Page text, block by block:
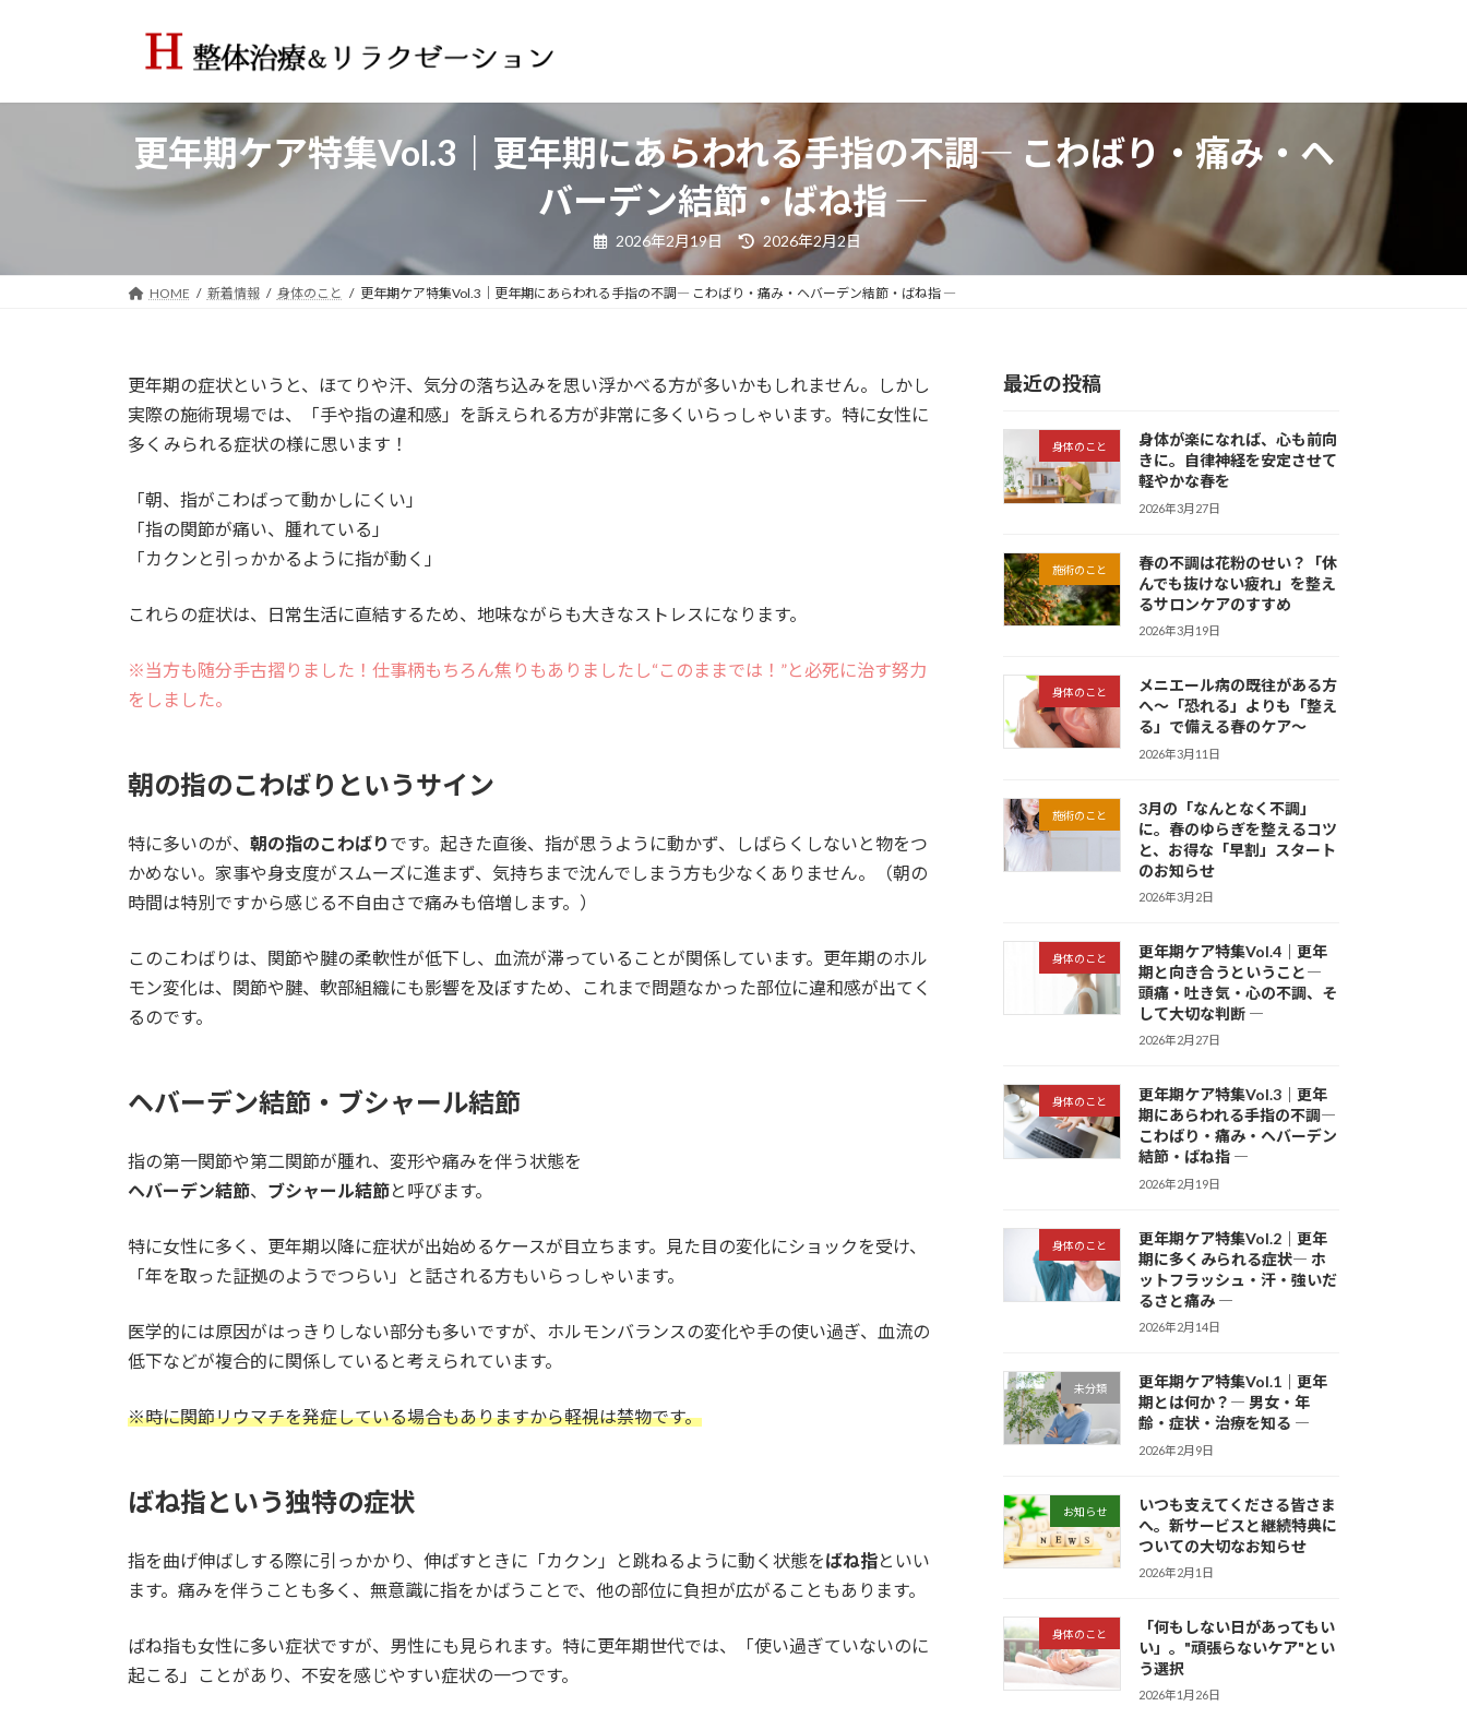
更年期ケア特集Vol.3｜更年期にあらわれる手指の不調― こわばり・痛み・ヘ
バーデン結節・ばね指 ―
2026年2月19日
最
終
更
新
日
2026年2月2日
HOME 新着情報 身体のこと 更年期ケア特集Vol.3｜更年期にあらわれる手指の不調― こわばり・痛み・ヘバーデン結節・ばね指 ―
更年期の症状というと、ほてりや汗、気分の落ち込みを思い浮かべる方が多いかもしれません。しかし
実際の施術現場では、「手や指の違和感」を訴えられる方が非常に多くいらっしゃいます。特に女性に
多くみられる症状の様に思います！
「朝、指がこわばって動かしにくい」
「指の関節が痛い、腫れている」
「カクンと引っかかるように指が動く」
これらの症状は、日常生活に直結するため、地味ながらも大きなストレスになります。
※当方も随分手古摺りました！仕事柄もちろん焦りもありましたし“このままでは！”と必死に治す努力
をしました。
朝の指のこわばりというサイン
特に多いのが、 朝の指のこわばり です。起きた直後、指が思うように動かず、しばらくしないと物をつ
かめない。家事や身支度がスムーズに進まず、気持ちまで沈んでしまう方も少なくありません。（朝の
時間は特別ですから感じる不自由さで痛みも倍増します。）
このこわばりは、関節や腱の柔軟性が低下し、血流が滞っていることが関係しています。更年期のホル
モン変化は、関節や腱、軟部組織にも影響を及ぼすため、これまで問題なかった部位に違和感が出てく
るのです。
ヘバーデン結節・ブシャール結節
指の第一関節や第二関節が腫れ、変形や痛みを伴う状態を
ヘバーデン結節、 ブシャール結節と呼びます。
特に女性に多く、更年期以降に症状が出始めるケースが目立ちます。見た目の変化にショックを受け、
「年を取った証拠のようでつらい」と話される方もいらっしゃいます。
医学的には原因がはっきりしない部分も多いですが、ホルモンバランスの変化や手の使い過ぎ、血流の
低下などが複合的に関係していると考えられています。
※時に関節リウマチを発症している場合もありますから軽視は禁物です。
ばね指という独特の症状
指を曲げ伸ばしする際に引っかかり、伸ばすときに「カクン」と跳ねるように動く状態をばね指といい
ます。痛みを伴うことも多く、無意識に指をかばうことで、他の部位に負担が広がることもあります。
ばね指も女性に多い症状ですが、男性にも見られます。特に更年期世代では、「使い過ぎていないのに
起こる」ことがあり、不安を感じやすい症状の一つです。
最近の投稿
身体のこと
身体が楽になれば、心も前向
きに。自律神経を安定させて
軽やかな春を
2026年3月27日
施術のこと
春の不調は花粉のせい？「休
んでも抜けない疲れ」を整え
るサロンケアのすすめ
2026年3月19日
身体のこと
メニエール病の既往がある方
へ～「恐れる」よりも「整え
る」で備える春のケア～
2026年3月11日
施術のこと
3月の「なんとなく不調」
に。春のゆらぎを整えるコツ
と、お得な「早割」スタート
のお知らせ
2026年3月2日
身体のこと
更年期ケア特集Vol.4｜更年
期と向き合うということ―
頭痛・吐き気・心の不調、そ
して大切な判断 ―
2026年2月27日
身体のこと
更年期ケア特集Vol.3｜更年
期にあらわれる手指の不調―
こわばり・痛み・ヘバーデン
結節・ばね指 ―
2026年2月19日
身体のこと
更年期ケア特集Vol.2｜更年
期に多くみられる症状― ホ
ットフラッシュ・汗・強いだ
るさと痛み ―
2026年2月14日
未分類
更年期ケア特集Vol.1｜更年
期とは何か？― 男女・年
齢・症状・治療を知る ―
2026年2月9日
お知らせ
いつも支えてくださる皆さま
へ。新サービスと継続特典に
ついての大切なお知らせ
2026年2月1日
身体のこと
「何もしない日があってもい
い」。"頑張らないケア"とい
う選択
2026年1月26日